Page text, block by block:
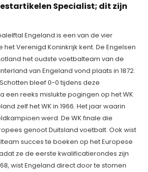
Specialist; dit zijn
Engeland is een van de vier
Verenigd Koninkrijk kent. De Engelsen
het oudste voetbalteam van de
van Engeland vond plaats in 1872.
bleef 0-0 tijdens deze
een reeks mislukte pogingen op het WK
zelf het WK in 1966. Het jaar waarin
werd. De WK finale die
genoot Duitsland voetbalt. Ook wist
succes te boeken op het Europese
ze de eerste kwalificatierondes zijn
wist Engeland direct door te stomen